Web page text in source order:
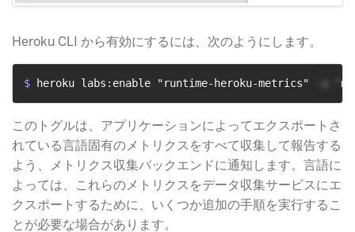
Heroku CLI から有効にするには、次のようにします。
$ heroku labs:enable "runtime-heroku-metrics" -a "my-
このトグルは、アプリケーションによってエクスポートさ
れている言語固有のメトリクスをすべて収集して報告する
よう、メトリクス収集バックエンドに通知します。言語に
よっては、これらのメトリクスをデータ収集サービスにエ
クスポートするために、いくつか追加の手順を実行するこ
とが必要な場合があります。